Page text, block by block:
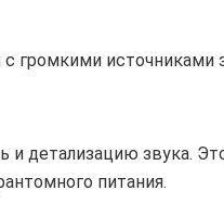
громкими источниками
детализацию звука.
питания.